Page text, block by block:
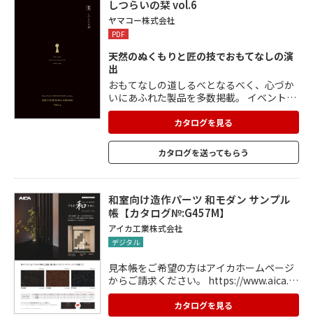
しつらいの栞 vol.6
ヤマコー株式会社
PDF
天然のぬくもりと匠の技でおもてなしの演
出
おもてなしの道しるべとなるべく、心づか
いにあふれた製品を多数掲載。 イベントワ
ゴンなどの店舗什器、店内を彩る店舗備
品、ダストボックスやハンガーなどのホテ
ル・旅館備品、ダイニングテーブルや座椅
子といったレストラン備品、看板やメニュ
ー立てなどのサイン関連製品、脱衣籠や湯
に合わせたオリジナル製品も小ロットから
製作可能。
カタログを見る
カタログを送ってもらう
和室向け造作パーツ 和モダン サンプル
帳【カタログ№:G457M】
アイカ工業株式会社
デジタル
見本帳をご希望の方はアイカホームページ
からご請求ください。 https://www.aica.c
o.jp/mypage/login カタログ一覧⇒洗面化
粧台・建具・収納・床材⇒和室向け造作パ
ーツ 和モダン サンプル帳
カタログを見る